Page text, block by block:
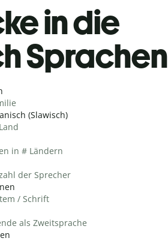
in die
Sprachen
(Slawisch)
in # Ländern
der Sprecher
/ Schrift
als Zweitsprache